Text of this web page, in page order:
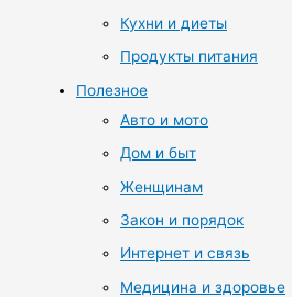
Кухни и диеты
Продукты питания
Полезное
Авто и мото
Дом и быт
Женщинам
Закон и порядок
Интернет и связь
Медицина и здоровье